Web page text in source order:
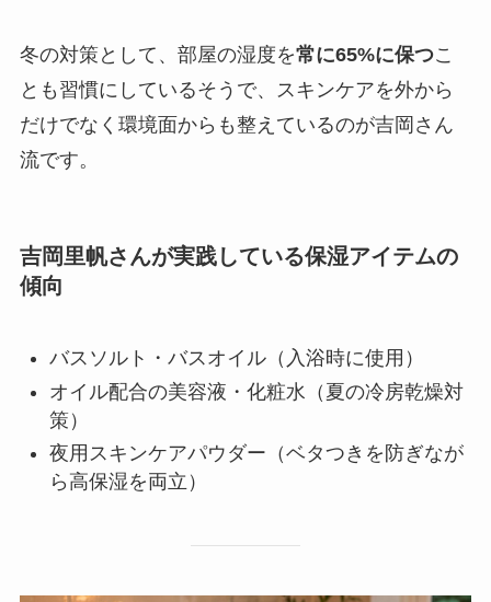
冬の対策として、部屋の湿度を常に65%に保つこ
とも習慣にしているそうで、スキンケアを外から
だけでなく環境面からも整えているのが吉岡さん
流です。
吉岡里帆さんが実践している保湿アイテムの
傾向
バスソルト・バスオイル（入浴時に使用）
オイル配合の美容液・化粧水（夏の冷房乾燥対
策）
夜用スキンケアパウダー（ベタつきを防ぎなが
ら高保湿を両立）